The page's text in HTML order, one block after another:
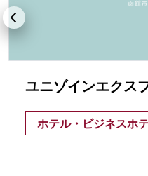
ユニゾインエクス
ホテル・ビジネスホ